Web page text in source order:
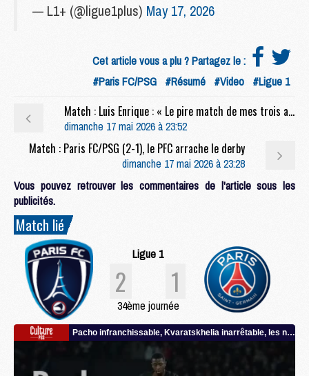
— L1+ (@ligue1plus) May 17, 2026
Cet article vous a plu ? Partagez le :
#Paris FC/PSG #Résumé #Video #Ligue 1
Match : Luis Enrique : « Le pire match de mes trois années ici »
dimanche 17 mai 2026 à 23:52
Match : Paris FC/PSG (2-1), le PFC arrache le derby
dimanche 17 mai 2026 à 23:28
Vous pouvez retrouver les commentaires de l'article sous les
publicités.
Match lié
Ligue 1
2 1
34ème journée